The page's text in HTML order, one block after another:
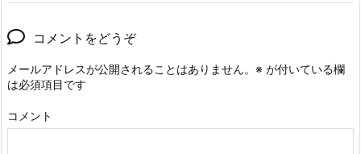
コメントをどうぞ
メールアドレスが公開されることはありません。 ※ が付いている欄
は必須項目です
コメント